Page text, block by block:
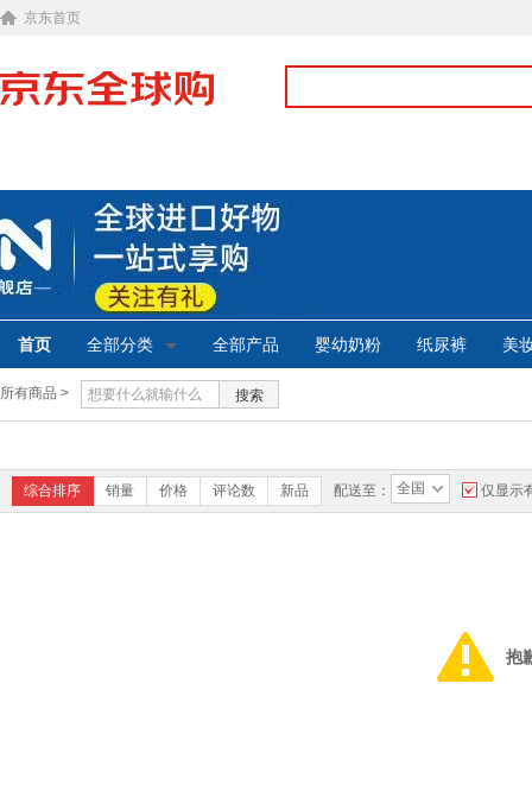
京东首页
首页 全部分类 全部产品 婴幼奶粉 纸尿裤 美
所有商品 > 搜索
综合排序 销量 价格 评论数 新品 配送至： 全国 仅显示
抱